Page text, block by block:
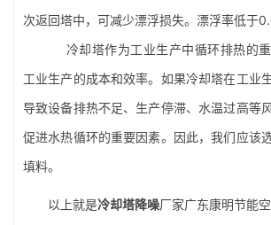
次返回塔中，可减少漂浮损失。漂浮率低于
冷却塔作为工业生产中循环排热的重
工业生产的成本和效率。如果冷却塔在工业
导致设备排热不足、生产停滞、水温过高等
促进水热循环的重要因素。因此，我们应该
填料。
以上就是冷却塔降噪厂家广东康明节能